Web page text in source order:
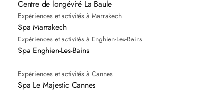
Centre de longévité La Baule
Expériences et activités à Marrakech
Spa Marrakech
Expériences et activités à Enghien-Les-Bains
Spa Enghien-Les-Bains
Expériences et activités à Cannes
Spa Le Majestic Cannes